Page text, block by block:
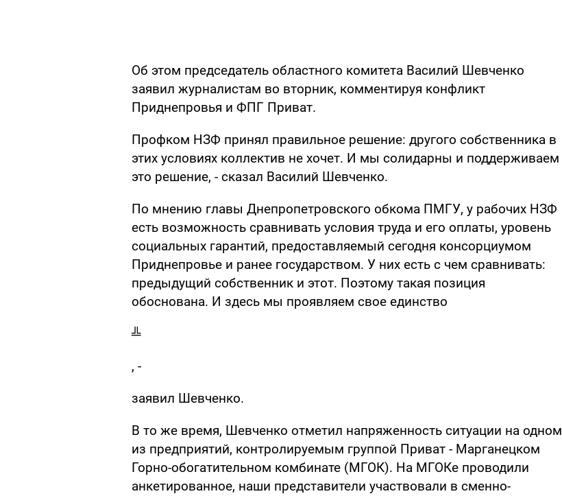
Об этом председатель областного комитета Василий Шевченко
заявил журналистам во вторник, комментируя конфликт
Приднепровья и ФПГ Приват.
Профком НЗФ принял правильное решение: другого собственника в
этих условиях коллектив не хочет. И мы солидарны и поддерживаем
это решение, - сказал Василий Шевченко.
По мнению главы Днепропетровского обкома ПМГУ, у рабочих НЗФ
есть возможность сравнивать условия труда и его оплаты, уровень
социальных гарантий, предоставляемый сегодня консорциумом
Приднепровье и ранее государством. У них есть с чем сравнивать:
предыдущий собственник и этот. Поэтому такая позиция
обоснована. И здесь мы проявляем свое единство
╩
, -
заявил Шевченко.
В то же время, Шевченко отметил напряженность ситуации на одном
из предприятий, контролируемым группой Приват - Марганецком
Горно-обогатительном комбинате (МГОК). На МГОКе проводили
анкетированное, наши представители участвовали в сменно-